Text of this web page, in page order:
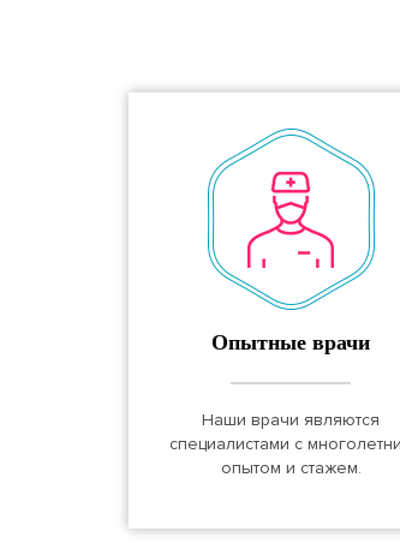
Опытные врачи
Наши врачи являются
специалистами с
опытом и стажем.